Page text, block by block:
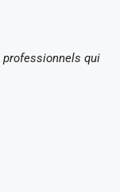
professionnels qui